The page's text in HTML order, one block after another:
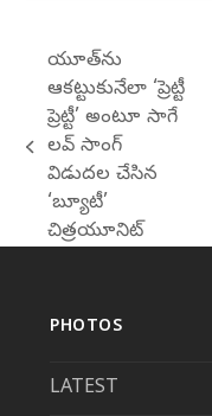
previous
post:
యూత్‌ను
ఆకట్టుకునేలా ‘ప్రెట్టీ
ప్రెట్టీ’ అంటూ సాగే
లవ్ సాంగ్‌
విడుదల చేసిన
‘బ్యూటీ’
చిత్రయూనిట్
PHOTOS
LATEST